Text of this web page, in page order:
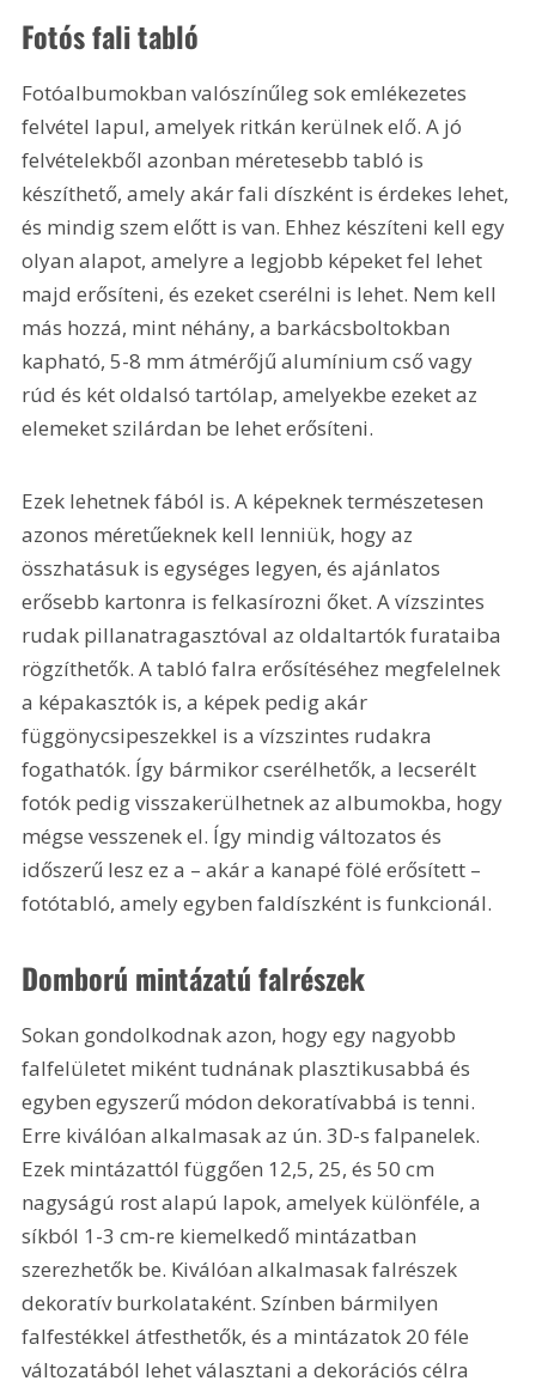
Fotós fali tabló
Fotóalbumokban valószínűleg sok emlékezetes
felvétel lapul, amelyek ritkán kerülnek elő. A jó
felvételekből azonban méretesebb tabló is
készíthető, amely akár fali díszként is érdekes lehet,
és mindig szem előtt is van. Ehhez készíteni kell egy
olyan alapot, amelyre a legjobb képeket fel lehet
majd erősíteni, és ezeket cserélni is lehet. Nem kell
más hozzá, mint néhány, a barkácsboltokban
kapható, 5-8 mm átmérőjű alumínium cső vagy
rúd és két oldalsó tartólap, amelyekbe ezeket az
elemeket szilárdan be lehet erősíteni.
Ezek lehetnek fából is. A képeknek természetesen
azonos méretűeknek kell lenniük, hogy az
összhatásuk is egységes legyen, és ajánlatos
erősebb kartonra is felkasírozni őket. A vízszintes
rudak pillanatragasztóval az oldaltartók furataiba
rögzíthetők. A tabló falra erősítéséhez megfelelnek
a képakasztók is, a képek pedig akár
függönycsipeszekkel is a vízszintes rudakra
fogathatók. Így bármikor cserélhetők, a lecserélt
fotók pedig visszakerülhetnek az albumokba, hogy
mégse vesszenek el. Így mindig változatos és
időszerű lesz ez a – akár a kanapé fölé erősített –
fotótabló, amely egyben faldíszként is funkcionál.
Domború mintázatú falrészek
Sokan gondolkodnak azon, hogy egy nagyobb
falfelületet miként tudnának plasztikusabbá és
egyben egyszerű módon dekoratívabbá is tenni.
Erre kiválóan alkalmasak az ún. 3D-s falpanelek.
Ezek mintázattól függően 12,5, 25, és 50 cm
nagyságú rost alapú lapok, amelyek különféle, a
síkból 1-3 cm-re kiemelkedő mintázatban
szerezhetők be. Kiválóan alkalmasak falrészek
dekoratív burkolataként. Színben bármilyen
falfestékkel átfesthetők, és a mintázatok 20 féle
változatából lehet választani a dekorációs célra